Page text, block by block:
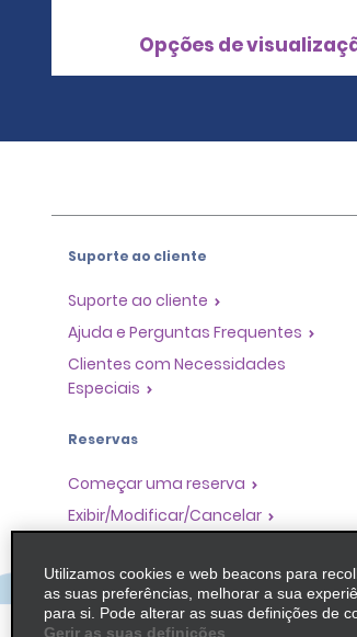
Opções de
Suporte ao cliente
Suporte ao cliente
Ajuda e Perguntas Frequentes
Clientes com Necessidades
Especiais
Reservas
Começar uma reserva
Exibir/Modificar/Cancelar
Pular o guichê
Viagens anteriores / Recibos
Utilizamos cookies e web beacons para
as suas preferências, melhorar a sua
para si. Pode alterar as suas definições de
Gerir as suas definições